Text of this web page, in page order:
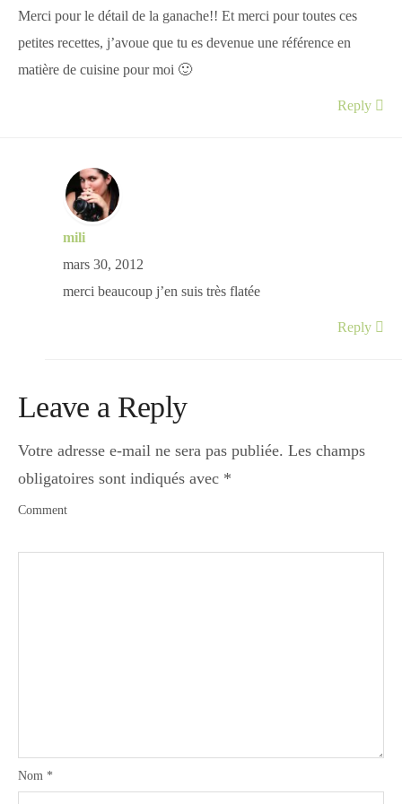
Merci pour le détail de la ganache!! Et merci pour toutes ces
petites recettes, j’avoue que tu es devenue une référence en
matière de cuisine pour moi 🙂
Reply
mili
mars 30, 2012
merci beaucoup j’en suis très flatée
Reply
Leave a Reply
Votre adresse e-mail ne sera pas publiée. Les champs
obligatoires sont indiqués avec *
Comment
Nom *